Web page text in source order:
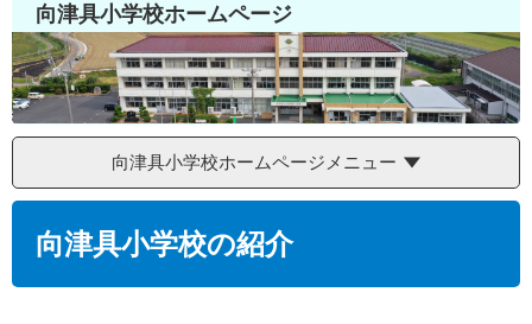
向津具小学校ホームページ
向津具小学校ホームページメニュー
向津具小学校の紹介